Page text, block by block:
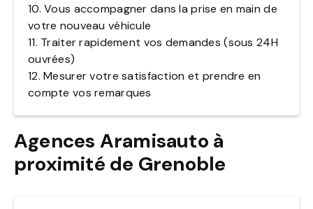
10. Vous accompagner dans la prise en main de
votre nouveau véhicule
11. Traiter rapidement vos demandes (sous 24H
ouvrées)
12. Mesurer votre satisfaction et prendre en
compte vos remarques
Agences Aramisauto à
proximité de Grenoble